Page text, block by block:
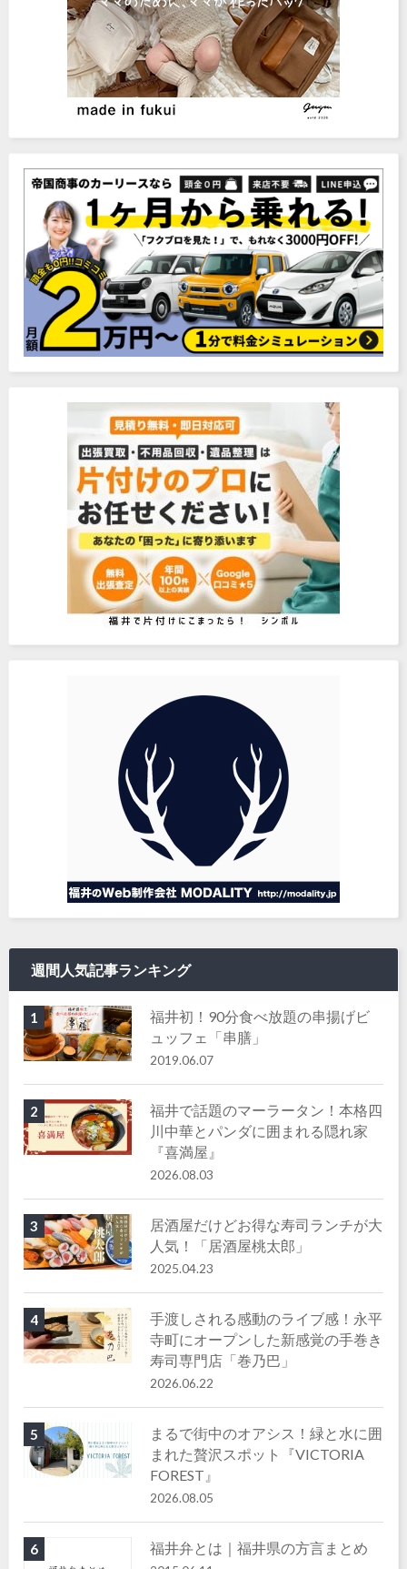
週間人気記事ランキング
1
福井初！90分食べ放題の串揚げビ
ュッフェ「串膳」
2019.06.07
2
福井で話題のマーラータン！本格四
川中華とパンダに囲まれる隠れ家
『喜満屋』
2026.08.03
3
居酒屋だけどお得な寿司ランチが大
人気！「居酒屋桃太郎」
2025.04.23
4
手渡しされる感動のライブ感！永平
寺町にオープンした新感覚の手巻き
寿司専門店「巻乃巴」
2026.06.22
5
まるで街中のオアシス！緑と水に囲
まれた贅沢スポット『VICTORIA
FOREST』
2026.08.05
6 福井弁とは｜福井県の方言まとめ